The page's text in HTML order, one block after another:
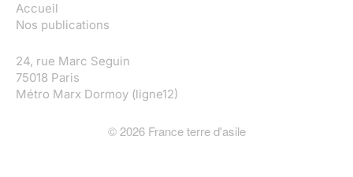
Accueil
Nos publications
24, rue Marc Seguin
75018 Paris
Métro Marx Dormoy (ligne12)
© 2026France terre d'asile